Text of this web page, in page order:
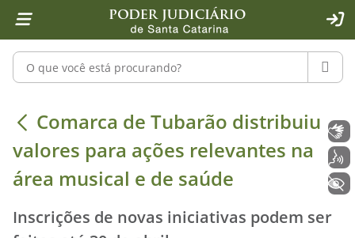
1 Ir para o conteúdo
2 Ir para a ferramenta de acessibilidade - Rybená
4 Ir para o menu principal
5 Ir para a pesquisa
6 Ir para o rodapé
7 Ir para a página inicial
Pesquisar no portal
Comarca de Tubarão distribuiu
Comarca de Tubarão distribuiu
valores para ações relevantes na
área musical e de saúde
Inscrições de novas iniciativas podem ser
Libras
Voz
+ Acessibilidade